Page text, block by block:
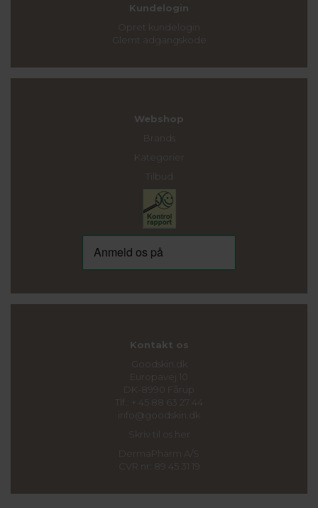
Kundelogin
Opret kundelogin
Glemt adgangskode
Webshop
Brands
Kategorier
Tilbud
Kontakt os
Goodskin.dk
Europavej 10
DK-8990 Fårup
Tlf.: + 45 88 63 27 44
info@goodskin.dk
Skriv til os her
DermaPharm A/S
CVR nr: 89 45 31 19